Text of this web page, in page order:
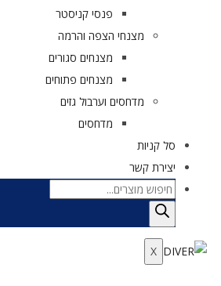
פנסי קניסטר
מצנחי הצפה והרמה
מצנחים סגורים
מצנחים פתוחים
מדחסים וערבול גזים
מדחסים
סל קניות
יצירת קשר
X